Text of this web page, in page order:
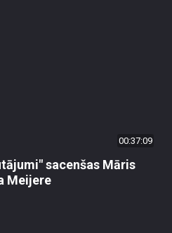
00:37:09
sacenšas Māris
Meijere